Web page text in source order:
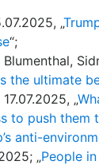
„
“;
the ultimate
„
to push them
anti-
„People